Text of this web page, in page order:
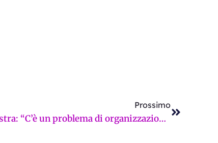
Prossimo
Società della Salute, da Sinistra: “C’è un problema di organizzazione, da un anno non coinvolti i rappresentanti del Consiglio Comunale”